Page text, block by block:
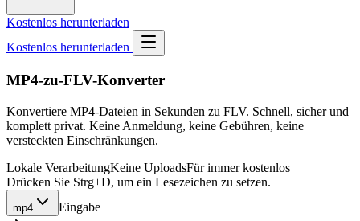
Kostenlos herunterladen
Kostenlos herunterladen
MP4-zu-FLV-Konverter
Konvertiere MP4-Dateien in Sekunden zu FLV. Schnell, sicher und
komplett privat. Keine Anmeldung, keine Gebühren, keine
versteckten Einschränkungen.
Lokale VerarbeitungKeine UploadsFür immer kostenlos
Drücken Sie Strg+D, um ein Lesezeichen zu setzen.
mp4 Eingabe